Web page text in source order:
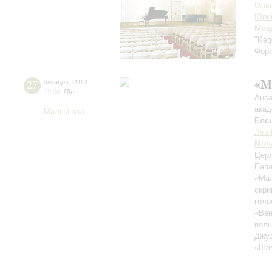
27 декабря 2019
19:00 Пт
Малый зал
Лев